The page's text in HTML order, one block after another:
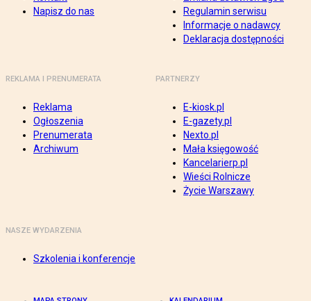
Napisz do nas
Regulamin serwisu
Informacje o nadawcy
Deklaracja dostępności
REKLAMA I PRENUMERATA
Reklama
Ogłoszenia
Prenumerata
Archiwum
PARTNERZY
E-kiosk.pl
E-gazety.pl
Nexto.pl
Mała księgowość
Kancelarierp.pl
Wieści Rolnicze
Życie Warszawy
NASZE WYDARZENIA
Szkolenia i konferencje